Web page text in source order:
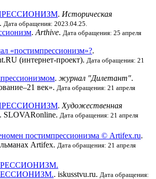
. Историческая
. Дата обращения: 2023.04.25.
. Arthive. Дата обращения: 25 апреля
«постимпрессионизм»?.
(интернет-проект). Дата обращения: 21
. журнал "Дилетант".
век». Дата обращения: 21 апреля
. Художественная
. SLOVARonline. Дата обращения: 21 апреля
постимпрессионизма © Artifex.ru.
Artifex. Дата обращения: 21 апреля
. iskusstvu.ru. Дата обращения: